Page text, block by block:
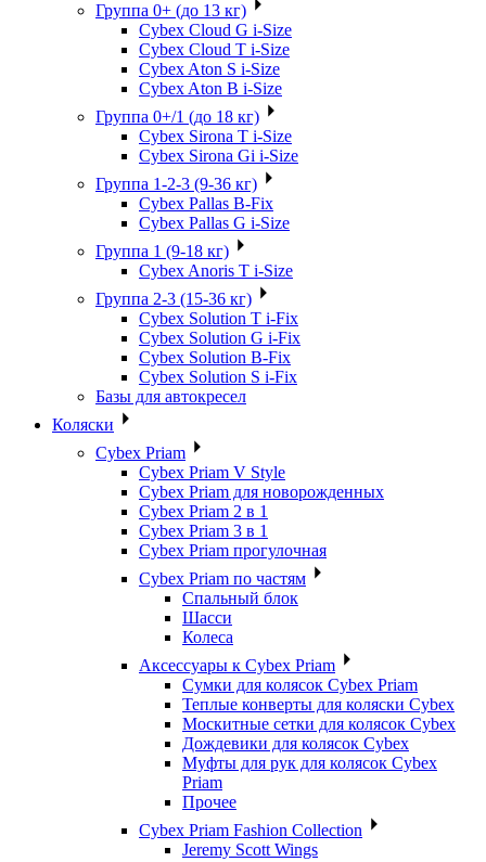
Группа 0+ (до 13 кг)
Cybex Cloud G i-Size
Cybex Cloud T i-Size
Cybex Aton S i-Size
Cybex Aton B i-Size
Группа 0+/1 (до 18 кг)
Cybex Sirona T i-Size
Cybex Sirona Gi i-Size
Группа 1-2-3 (9-36 кг)
Cybex Pallas B-Fix
Cybex Pallas G i-Size
Группа 1 (9-18 кг)
Cybex Anoris T i-Size
Группа 2-3 (15-36 кг)
Cybex Solution T i-Fix
Cybex Solution G i-Fix
Cybex Solution B-Fix
Cybex Solution S i-Fix
Базы для автокресел
Коляски
Cybex Priam
Cybex Priam V Style
Cybex Priam для новорожденных
Cybex Priam 2 в 1
Cybex Priam 3 в 1
Cybex Priam прогулочная
Cybex Priam по частям
Спальный блок
Шасси
Колеса
Аксессуары к Cybex Priam
Сумки для колясок Cybex Priam
Теплые конверты для коляски Cybex
Москитные сетки для колясок Cybex
Дождевики для колясок Cybex
Муфты для рук для колясок Cybex
Priam
Прочее
Cybex Priam Fashion Collection
Jeremy Scott Wings